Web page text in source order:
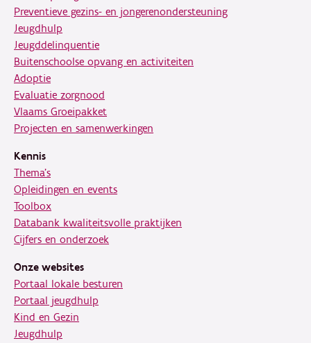
Preventieve gezins- en jongerenondersteuning
Jeugdhulp
Jeugddelinquentie
Buitenschoolse opvang en activiteiten
Adoptie
Evaluatie zorgnood
Vlaams Groeipakket
Projecten en samenwerkingen
Kennis
Thema's
Opleidingen en events
Toolbox
Databank kwaliteitsvolle praktijken
Cijfers en onderzoek
Onze websites
Portaal lokale besturen
Portaal jeugdhulp
Kind en Gezin
Jeugdhulp